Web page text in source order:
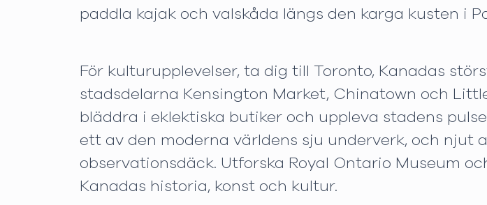
paddla kajak och valskåda längs den karga kusten i
För kulturupplevelser, ta dig till Toronto, Kanadas
stadsdelarna Kensington Market, Chinatown och
bläddra i eklektiska butiker och uppleva stadens
ett av den moderna världens sju underverk, och njut
observationsdäck. Utforska Royal Ontario Museum
Kanadas historia, konst och kultur.